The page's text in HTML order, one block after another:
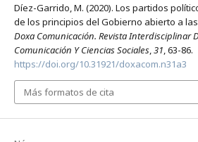
Díez-Garrido, M. (2020). Los partidos
de los principios del Gobierno abierto a
Doxa Comunicación. Revista Interdisciplinar
Comunicación Y Ciencias Sociales,31, 63-86.
https://doi.org/10.31921/doxacom.n31a3
Más formatos de cita